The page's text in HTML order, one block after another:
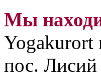
Мы
Yogakurort
пос. Лисий